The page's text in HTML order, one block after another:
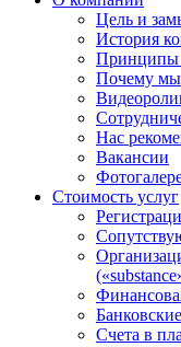
Цель и
История
Принципы
Почему мы
Нас
Вакансии
Стоимость услуг
Счета в